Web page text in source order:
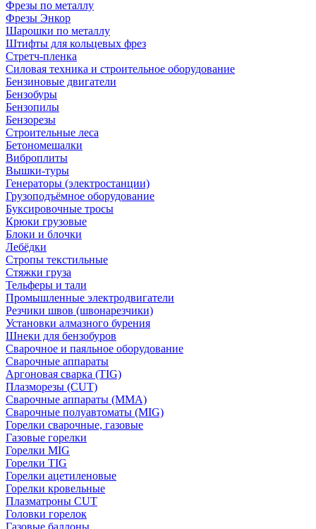
Фрезы по металлу
Фрезы Энкор
Шарошки по металлу
Штифты для кольцевых фрез
Стретч-пленка
Силовая техника и строительное оборудование
Бензиновые двигатели
Бензобуры
Бензопилы
Бензорезы
Строительные леса
Бетономешалки
Виброплиты
Вышки-туры
Генераторы (электростанции)
Грузоподъёмное оборудование
Буксировочные тросы
Крюки грузовые
Блоки и блочки
Лебёдки
Стропы текстильные
Стяжки груза
Тельферы и тали
Промышленные электродвигатели
Резчики швов (швонарезчики)
Установки алмазного бурения
Шнеки для бензобуров
Сварочное и паяльное оборудование
Сварочные аппараты
Аргоновая сварка (TIG)
Плазморезы (CUT)
Сварочные аппараты (MMA)
Сварочные полуавтоматы (MIG)
Горелки сварочные, газовые
Газовые горелки
Горелки MIG
Горелки TIG
Горелки ацетиленовые
Горелки кровельные
Плазматроны CUT
Головки горелок
Газовые баллоны